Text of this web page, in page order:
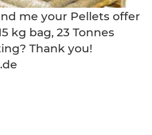
me your Pellets offer
kg bag, 23 Tonnes
Thank you!